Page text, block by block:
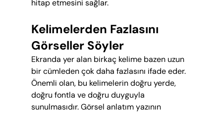
hitap etmesini sağlar.
Kelimelerden Fazlasını
Görseller Söyler
Ekranda yer alan birkaç kelime bazen uzun
bir cümleden çok daha fazlasını ifade eder.
Önemli olan, bu kelimelerin doğru yerde,
doğru fontla ve doğru duyguyla
sunulmasıdır. Görsel anlatım yazının